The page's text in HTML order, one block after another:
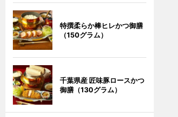
特撰柔らか棒ヒレかつ御膳
（150グラム）
千葉県産 匠味豚ロースかつ
御膳（130グラム）